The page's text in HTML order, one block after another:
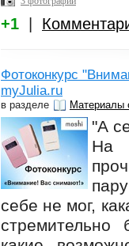
+1
Фотоконкурс
myJulia.ru
в разделе Материалы
"А
На
себе не мог,
стремительно